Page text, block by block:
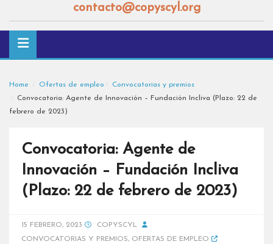
contacto@copyscyl.org
Home Ofertas de empleo
Convocatorias y premios
Convocatoria: Agente de Innovación – Fundación Incliva (Plazo: 22 de
febrero de 2023)
Convocatoria: Agente de
Innovación – Fundación Incliva
(Plazo: 22 de febrero de 2023)
15 FEBRERO, 2023
COPYSCYL
CONVOCATORIAS Y PREMIOS, OFERTAS DE EMPLEO